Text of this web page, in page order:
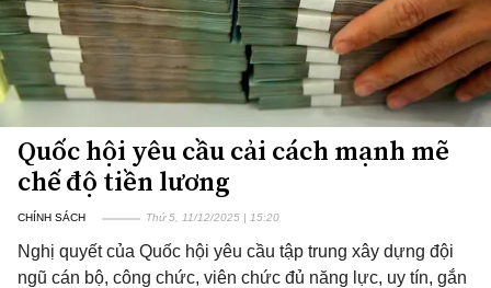
Quốc hội yêu cầu cải cách mạnh mẽ
chế độ tiền lương
CHÍNH SÁCH Thứ 5, 11/12/2025 | 15:20
Nghị quyết của Quốc hội yêu cầu tập trung xây dựng đội
ngũ cán bộ, công chức, viên chức đủ năng lực, uy tín, gắn